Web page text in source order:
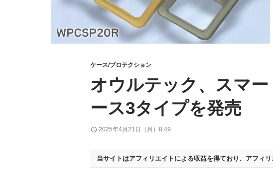
ケース/プロテクション
オウルテック、スマ
ース3タイプを発売
2025年4月21日（月）8:49
当サイトはアフィリエイトによる収益を得ており、 アフィリ